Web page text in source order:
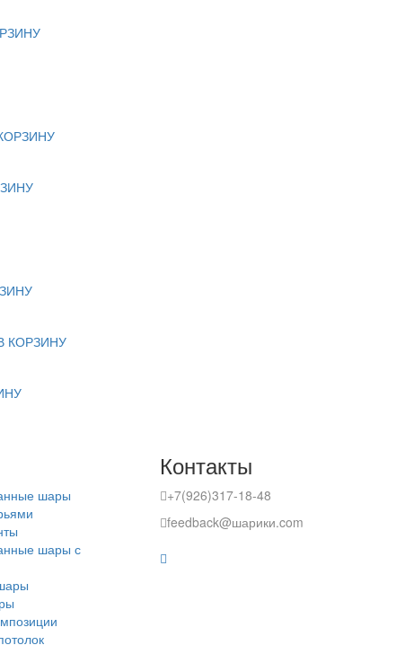
КОРЗИНУ
шары
шары с
Контакты
+7(926)317-18-48
feedback@шарики.com